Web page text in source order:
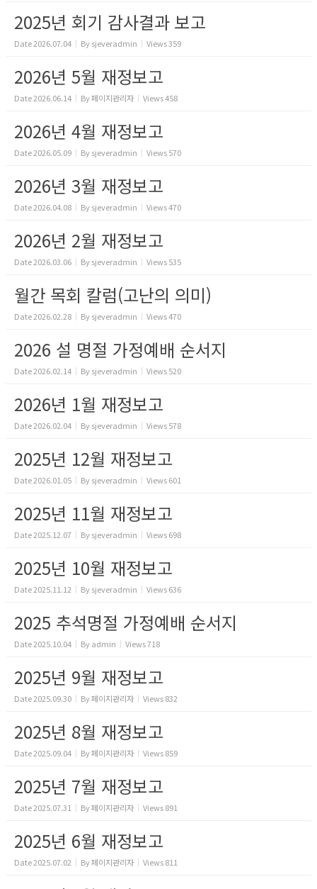
2025년 회기 감사결과 보고
Date2026.07.04 Bysjeveradmin Views359
2026년 5월 재정보고
Date2026.06.14 By페이지관리자 Views458
2026년 4월 재정보고
Date2026.05.09 Bysjeveradmin Views570
2026년 3월 재정보고
Date2026.04.08 Bysjeveradmin Views470
2026년 2월 재정보고
Date2026.03.06 Bysjeveradmin Views535
월간 목회 칼럼(고난의 의미)
Date2026.02.28 Bysjeveradmin Views470
2026 설 명절 가정예배 순서지
Date2026.02.14 Bysjeveradmin Views520
2026년 1월 재정보고
Date2026.02.04 Bysjeveradmin Views578
2025년 12월 재정보고
Date2026.01.05 Bysjeveradmin Views601
2025년 11월 재정보고
Date2025.12.07 Bysjeveradmin Views698
2025년 10월 재정보고
Date2025.11.12 Bysjeveradmin Views636
2025 추석명절 가정예배 순서지
Date2025.10.04 Byadmin Views718
2025년 9월 재정보고
Date2025.09.30 By페이지관리자 Views832
2025년 8월 재정보고
Date2025.09.04 By페이지관리자 Views859
2025년 7월 재정보고
Date2025.07.31 By페이지관리자 Views891
2025년 6월 재정보고
Date2025.07.02 By페이지관리자 Views811